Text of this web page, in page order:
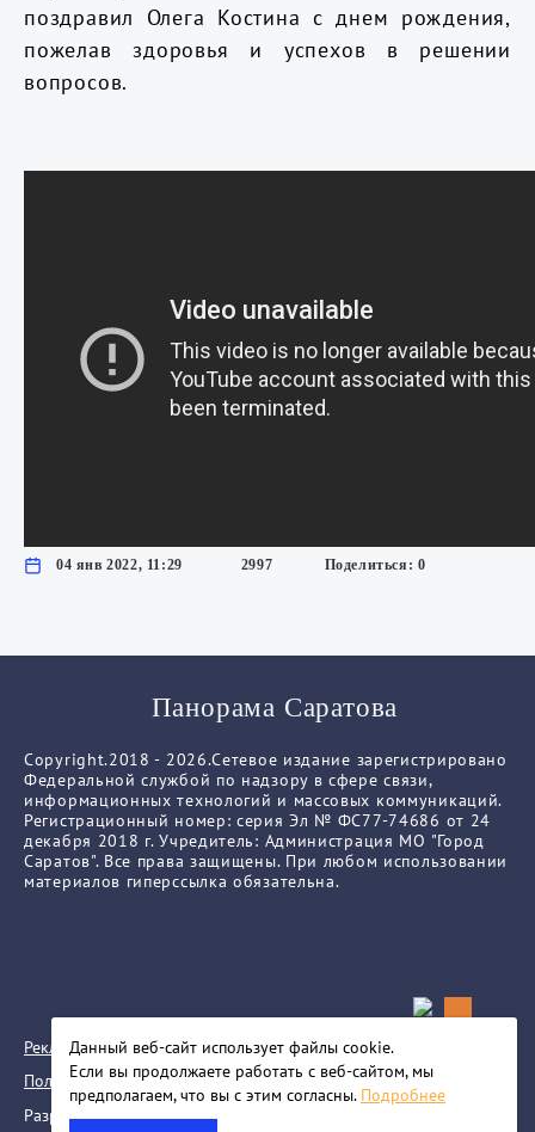
поздравил Олега Костина с днем рождения,
пожелав здоровья и успехов в решении
вопросов.
04 янв 2022, 11:29 2997 Поделиться: 0
Панорама Саратова
Copyright.2018 - 2026.Сетевое издание зарегистрировано
Федеральной службой по надзору в сфере связи,
информационных технологий и массовых коммуникаций.
Регистрационный номер: серия Эл № ФС77-74686 от 24
декабря 2018 г. Учредитель: Администрация МО "Город
Саратов". Все права защищены. При любом использовании
материалов гиперссылка обязательна.
Реклама
Политика конфиденциальности
Разработка сайта
Данный веб-сайт использует файлы сookie.
Если вы продолжаете работать с веб-сайтом, мы
предполагаем, что вы с этим согласны. Подробнее